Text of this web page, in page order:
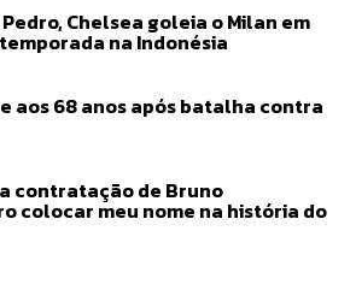
Chelsea goleia o Milan em
na Indonésia
aos 68 anos após batalha contra
contratação de Bruno
colocar meu nome na história do